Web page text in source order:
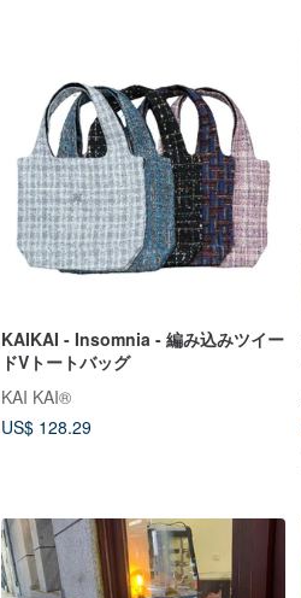
KAIKAI - Insomnia - 編み込みツイー
ドVトートバッグ
KAI KAI®
US$ 128.29